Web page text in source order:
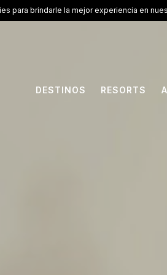
para brindarle la mejor experiencia en
DESTINOS RESORTS